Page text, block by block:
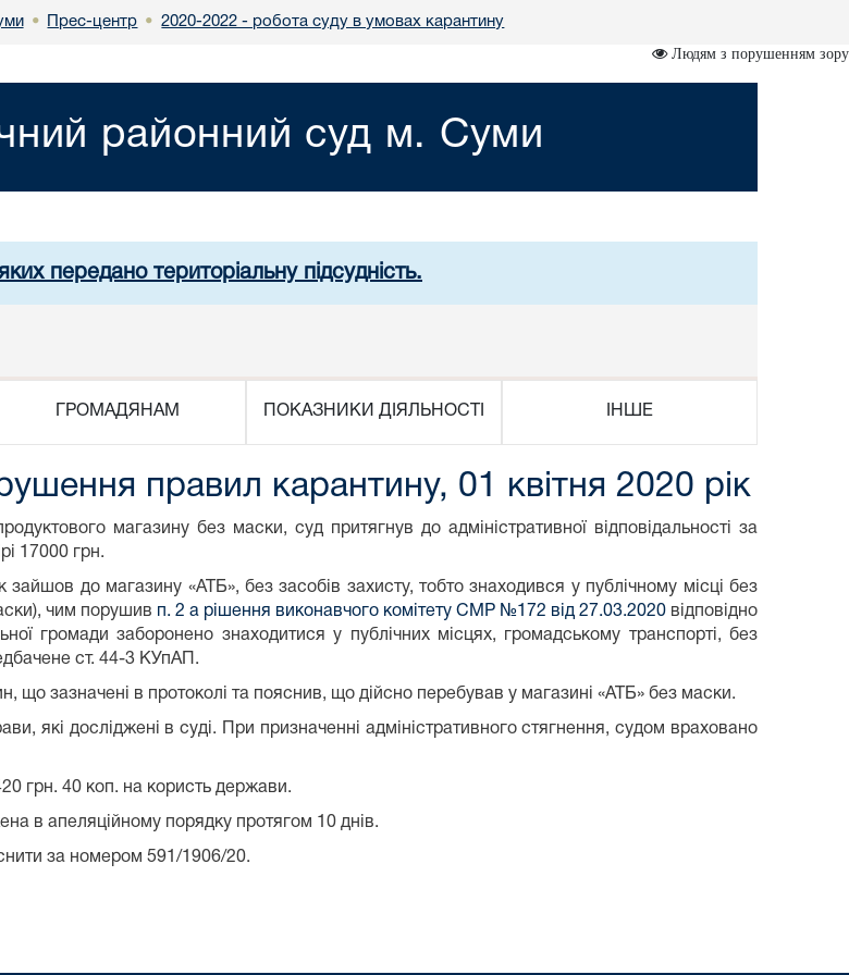
• Прес-центр • 2020-2022 - робота суду в умовах карантину
Людям з порушенням зору
районний суд м. Суми
яких передано територіальну підсудність.
ГРОМАДЯНАМ ПОКАЗНИКИ ДІЯЛЬНОСТІ ІНШЕ
правил карантину, 01 квітня 2020 рік
магазину без маски, суд притягнув до адміністративної відповідальності за
17000 грн.
до магазину «АТБ», без засобів захисту, тобто знаходився у публічному місці без
чим порушив п. 2 а рішення виконавчого комітету СМР №172 від 27.03.2020 відповідно
громади заборонено знаходитися у публічних місцях, громадському транспорті, без
ст. 44-3 КУпАП.
що зазначені в протоколі та пояснив, що дійсно перебував у магазині «АТБ» без маски.
які досліджені в суді. При призначенні адміністративного стягнення, судом враховано
грн. 40 коп. на користь держави.
в апеляційному порядку протягом 10 днів.
за номером 591/1906/20.